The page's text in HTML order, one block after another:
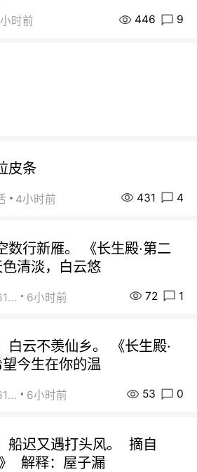
时前 446 9
皮条
4小时前 431 4
数行新雁。 《长生殿·第二
清淡，白云悠
街友21416156 6小时前 72 1
白云不羡仙乡。 《长生殿·
今生在你的温
街友21416156 6小时前 53 0
船迟又遇打头风。 摘自
》 解释：屋子漏